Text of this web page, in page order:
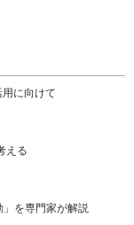
に向けて
える
」を専門家が解説